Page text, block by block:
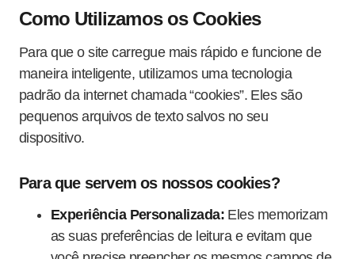
Como Utilizamos os Cookies
Para que o site carregue mais rápido e funcione de
maneira inteligente, utilizamos uma tecnologia
padrão da internet chamada “cookies”. Eles são
pequenos arquivos de texto salvos no seu
dispositivo.
Para que servem os nossos cookies?
Experiência Personalizada:Eles memorizam
as suas preferências de leitura e evitam que